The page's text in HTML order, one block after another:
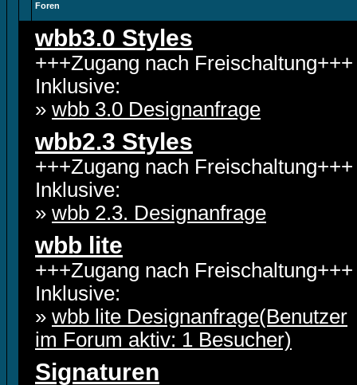
Foren
wbb3.0 Styles
+++Zugang nach Freischaltung+++
Inklusive:
» wbb 3.0 Designanfrage
wbb2.3 Styles
+++Zugang nach Freischaltung+++
Inklusive:
» wbb 2.3. Designanfrage
wbb lite
+++Zugang nach Freischaltung+++
Inklusive:
» wbb lite Designanfrage(Benutzer
im Forum aktiv: 1 Besucher)
Signaturen